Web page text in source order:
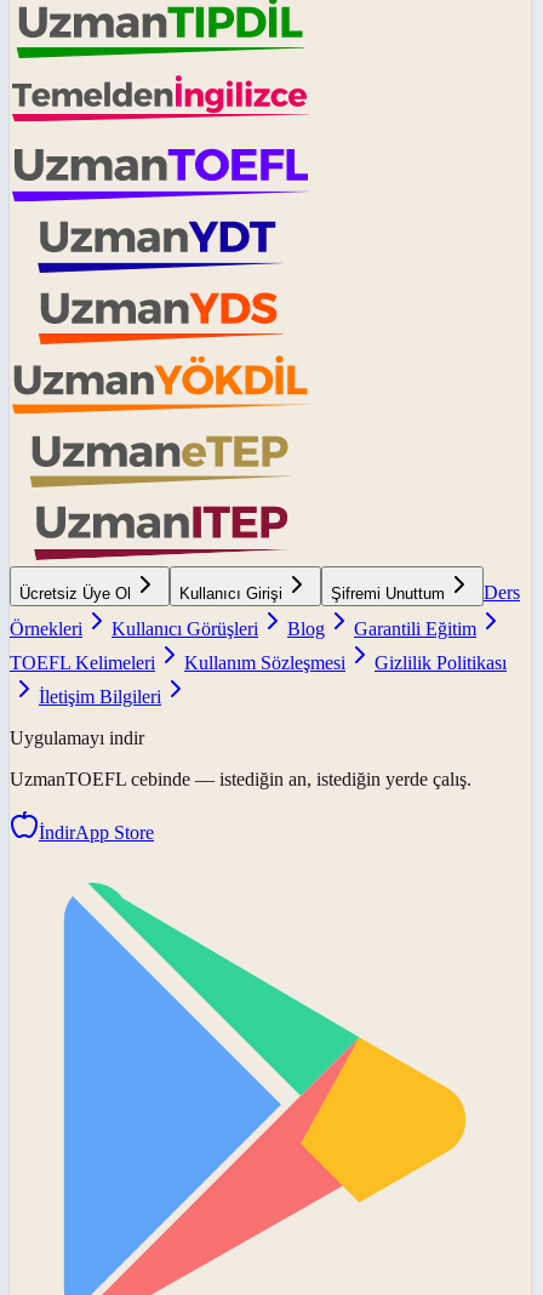
Ücretsiz Üye Ol Kullanıcı Girişi Şifremi Unuttum
Ders
Örnekleri
Kullanıcı Görüşleri Blog
Garantili Eğitim
TOEFL Kelimeleri
Kullanım Sözleşmesi
Gizlilik Politikası
İletişim Bilgileri
Uygulamayı indir
UzmanTOEFL cebinde — istediğin an, istediğin yerde çalış.
İndirApp Store